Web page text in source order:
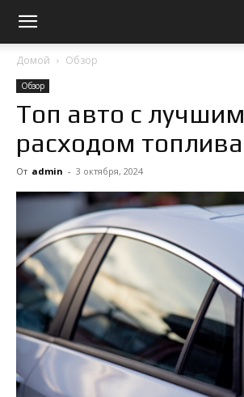
Домой Обзор
Обзор
Топ авто с лучшим
расходом топлива
От admin - 3 октября, 2024